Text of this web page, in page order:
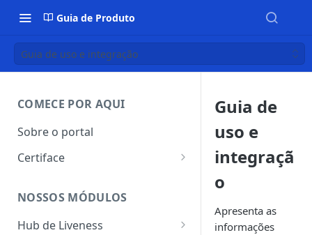
Guia de Produto
Guia de uso e integração
COMECE POR AQUI
Sobre o portal
Certiface
Certiface AT
NOSSOS MÓDULOS
Hub de Liveness
Guia de
uso e
integraçã
o
Apresenta as
informações